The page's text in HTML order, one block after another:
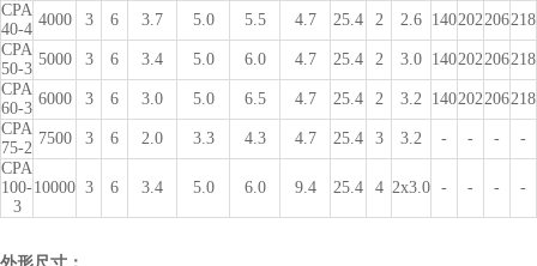
CPA
40-4
4000 3 6 3.7 5.0 5.5 4.7 25.4 2 2.6 140202206218
CPA
50-3
5000 3 6 3.4 5.0 6.0 4.7 25.4 2 3.0 140202206218
CPA
60-3
6000 3 6 3.0 5.0 6.5 4.7 25.4 2 3.2 140202206218
CPA
75-2
7500 3 6 2.0 3.3 4.3 4.7 25.4 3 3.2 - - -
-
CPA
100-
3
10000 3 6 3.4 5.0 6.0 9.4 25.4 4 2x3.0 - - - -